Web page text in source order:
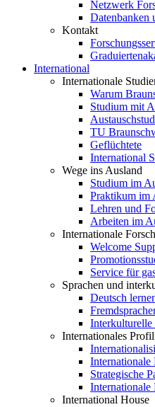
Netzwerk
Datenbanken
Kontakt
International
Internationale
Warum
Studium mit
TU
Geflüchtete
International
Wege ins Ausland
Studium im
Praktikum im
Lehren und
Arbeiten im
Internationale
Welcome
Service für
Sprachen und
Deutsch
Internationales Profil
Internationale
Strategische
Internationale
International House